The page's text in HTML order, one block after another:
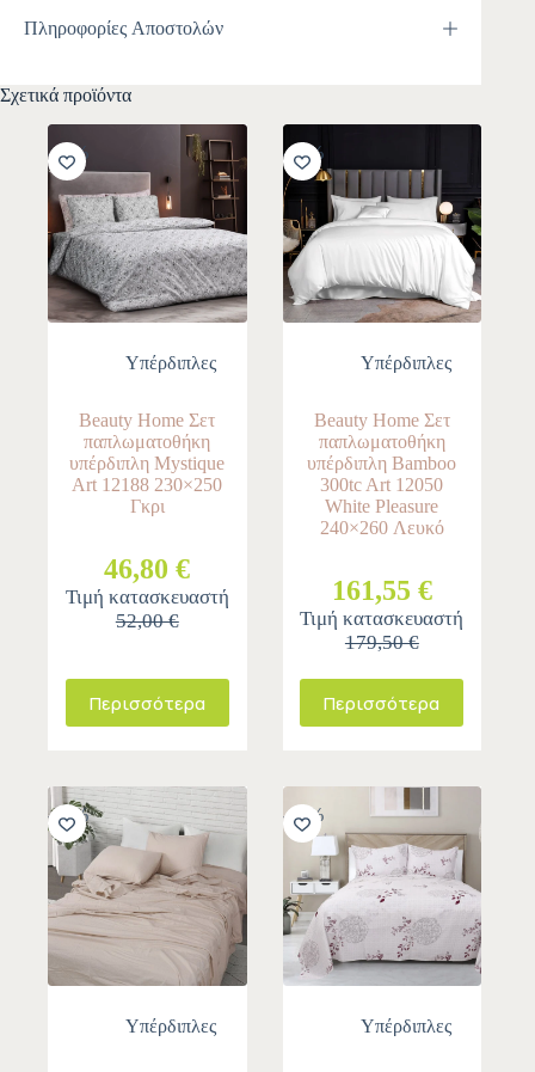
Πληροφορίες Αποστολών
Σχετικά προϊόντα
-10%
Υπέρδιπλες
Beauty Home Σετ
παπλωματοθήκη
υπέρδιπλη Mystique
Art 12188 230×250
Γκρι
46,80 €
Τιμή κατασκευαστή
52,00 €
Περισσότερα
-10%
Υπέρδιπλες
Beauty Home Σετ
παπλωματοθήκη
υπέρδιπλη Bamboo
300tc Art 12050
White Pleasure
240×260 Λευκό
161,55 €
Τιμή κατασκευαστή
179,50 €
Περισσότερα
-10%
Υπέρδιπλες
-10%
Υπέρδιπλες